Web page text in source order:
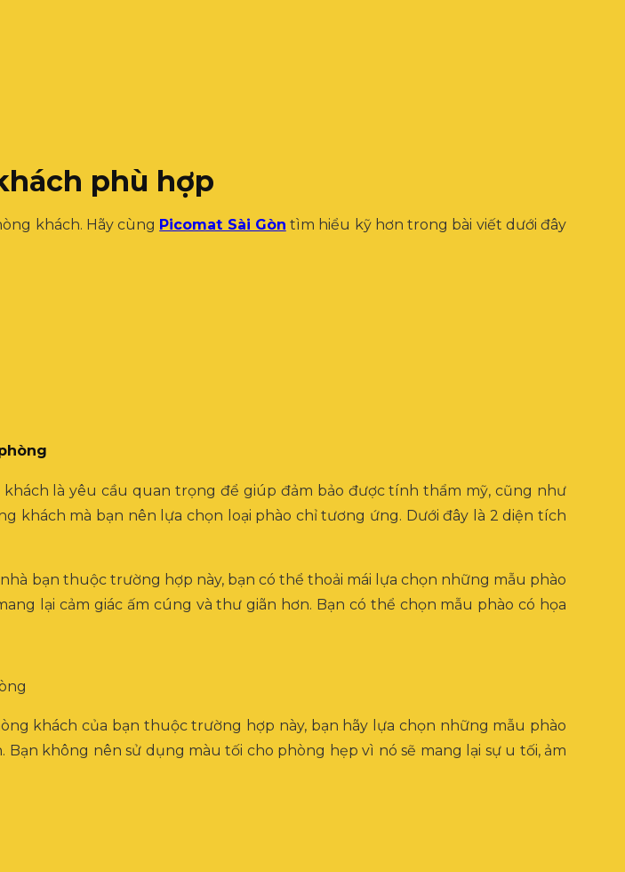
phù hợp
khách. Hãy cùng Picomat Sài Gòn tìm hiểu kỹ hơn trong bài viết dưới đây
là yêu cầu quan trọng để giúp đảm bảo được tính thẩm mỹ, cũng như
khách mà bạn nên lựa chọn loại phào chỉ tương ứng. Dưới đây là 2 diện tích
bạn thuộc trường hợp này, bạn có thể thoải mái lựa chọn những mẫu phào
lại cảm giác ấm cúng và thư giãn hơn. Bạn có thể chọn mẫu phào có họa
khách của bạn thuộc trường hợp này, bạn hãy lựa chọn những mẫu phào
không nên sử dụng màu tối cho phòng hẹp vì nó sẽ mang lại sự u tối, ảm